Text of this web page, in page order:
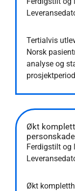
Tertialvis
Norsk
analyse og
Økt
Ferdigstilt og
Økt